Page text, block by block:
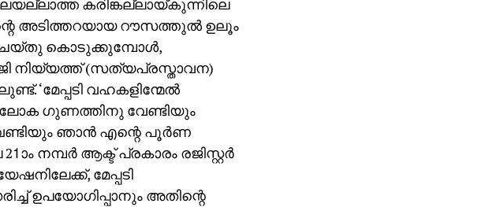
കരിങ്കല്ലായ്കുന്നിലെ
അടിത്തറയായ റൗസത്തുല്‍ ഉലൂം
കൊടുക്കുമ്പോള്‍,
നിയ്യത്ത് (സത്യപ്രസ്താവന)
‘മേപ്പടി വഹകളിന്മേല്‍
ഗുണത്തിനു വേണ്ടിയും
ഞാന്‍ എന്റെ പൂര്‍ണ
നമ്പര്‍ ആക്ട് പ്രകാരം രജിസ്റ്റര്‍
മേപ്പടി
ഉപയോഗിപ്പാനും അതിന്റെ